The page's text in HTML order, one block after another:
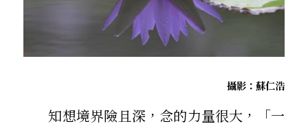
攝影：蘇仁浩
       知想境界險且深，念的力量很大，「一